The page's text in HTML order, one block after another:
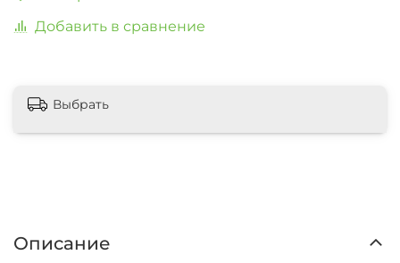
Добавить в сравнение
Выбрать
Описание